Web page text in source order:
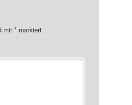
mit *markiert